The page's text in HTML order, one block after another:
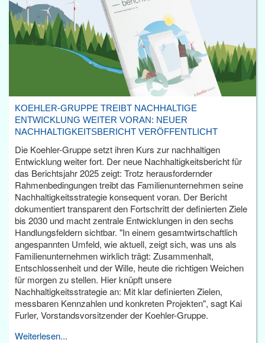
KOEHLER-GRUPPE TREIBT NACHHALTIGE
ENTWICKLUNG WEITER VORAN: NEUER
NACHHALTIGKEITSBERICHT VERÖFFENTLICHT
Die Koehler-Gruppe setzt ihren Kurs zur nachhaltigen
Entwicklung weiter fort. Der neue Nachhaltigkeitsbericht für
das Berichtsjahr 2025 zeigt: Trotz herausfordernder
Rahmenbedingungen treibt das Familienunternehmen seine
Nachhaltigkeitsstrategie konsequent voran. Der Bericht
dokumentiert transparent den Fortschritt der definierten Ziele
bis 2030 und macht zentrale Entwicklungen in den sechs
Handlungsfeldern sichtbar. "In einem gesamtwirtschaftlich
angespannten Umfeld, wie aktuell, zeigt sich, was uns als
Familienunternehmen wirklich trägt: Zusammenhalt,
Entschlossenheit und der Wille, heute die richtigen Weichen
für morgen zu stellen. Hier knüpft unsere
Nachhaltigkeitsstrategie an: Mit klar definierten Zielen,
messbaren Kennzahlen und konkreten Projekten", sagt Kai
Furler, Vorstandsvorsitzender der Koehler-Gruppe.
Weiterlesen...